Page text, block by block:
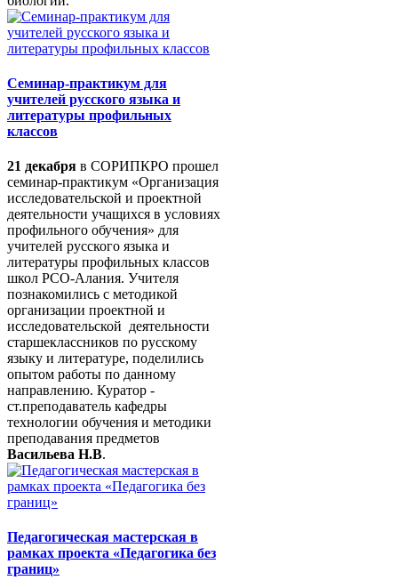
Семинар-практикум для
учителей русского языка и
литературы профильных
классов
21 декабря в СОРИПКРО прошел
семинар-практикум «Организация
исследовательской и проектной
деятельности учащихся в условиях
профильного обучения» для
учителей русского языка и
литературы профильных классов
школ РСО-Алания. Учителя
познакомились с методикой
организации проектной и
исследовательской деятельности
старшеклассников по русскому
языку и литературе, поделились
опытом работы по данному
направлению. Куратор -
ст.преподаватель кафедры
технологии обучения и методики
преподавания предметов
Васильева Н.В.
Педагогическая мастерская в
рамках проекта «Педагогика без
границ»